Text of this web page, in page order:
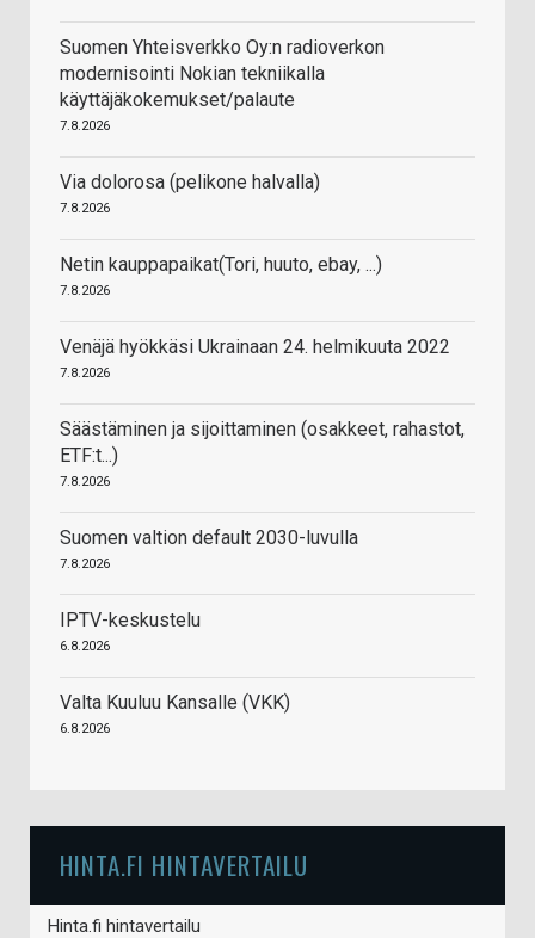
Suomen Yhteisverkko Oy:n radioverkon
modernisointi Nokian tekniikalla
käyttäjäkokemukset/palaute
7.8.2026
Via dolorosa (pelikone halvalla)
7.8.2026
Netin kauppapaikat(Tori, huuto, ebay, ...)
7.8.2026
Venäjä hyökkäsi Ukrainaan 24. helmikuuta 2022
7.8.2026
Säästäminen ja sijoittaminen (osakkeet, rahastot,
ETF:t...)
7.8.2026
Suomen valtion default 2030-luvulla
7.8.2026
IPTV-keskustelu
6.8.2026
Valta Kuuluu Kansalle (VKK)
6.8.2026
HINTA.FI HINTAVERTAILU
Hinta.fi hintavertailu